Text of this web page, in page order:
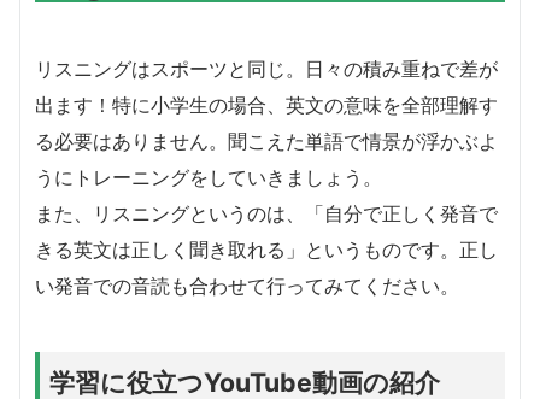
リスニングはスポーツと同じ。日々の積み重ねで差が
出ます！特に小学生の場合、英文の意味を全部理解す
る必要はありません。聞こえた単語で情景が浮かぶよ
うにトレーニングをしていきましょう。
また、リスニングというのは、「自分で正しく発音で
きる英文は正しく聞き取れる」というものです。正し
い発音での音読も合わせて行ってみてください。
学習に役立つYouTube動画の紹介